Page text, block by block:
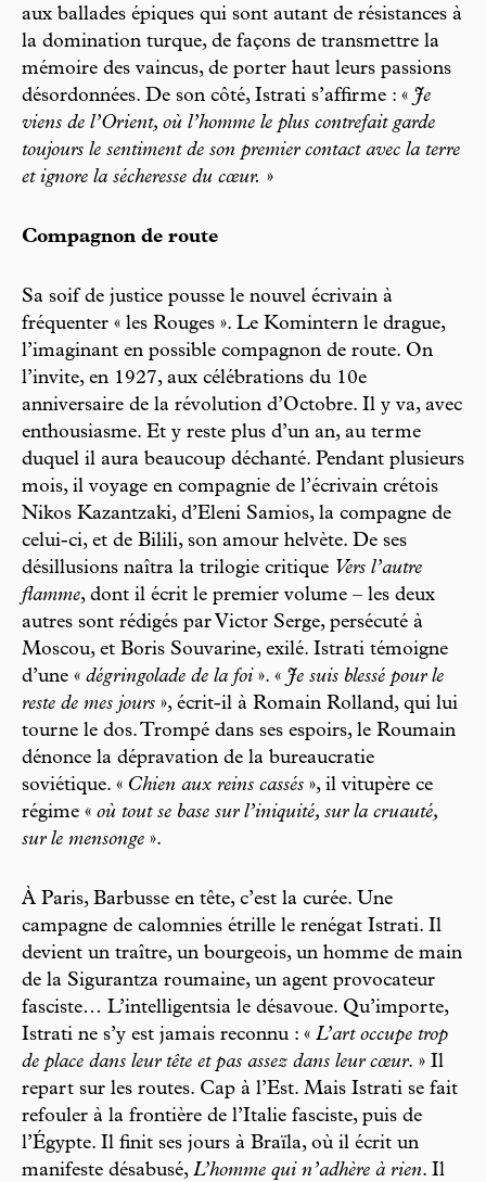
aux ballades épiques qui sont autant de résistances à
la domination turque, de façons de transmettre la
mémoire des vaincus, de porter haut leurs passions
désordonnées. De son côté, Istrati s’affirme : « Je
viens de l’Orient, où l’homme le plus contrefait garde
toujours le sentiment de son premier contact avec la terre
et ignore la sécheresse du cœur. »
Compagnon de route
Sa soif de justice pousse le nouvel écrivain à
fréquenter « les Rouges ». Le Komintern le drague,
l’imaginant en possible compagnon de route. On
l’invite, en 1927, aux célébrations du 10e
anniversaire de la révolution d’Octobre. Il y va, avec
enthousiasme. Et y reste plus d’un an, au terme
duquel il aura beaucoup déchanté. Pendant plusieurs
mois, il voyage en compagnie de l’écrivain crétois
Nikos Kazantzaki, d’Eleni Samios, la compagne de
celui-ci, et de Bilili, son amour helvète. De ses
désillusions naîtra la trilogie critique Vers l’autre
flamme, dont il écrit le premier volume – les deux
autres sont rédigés par Victor Serge, persécuté à
Moscou, et Boris Souvarine, exilé. Istrati témoigne
d’une « dégringolade de la foi ». « Je suis blessé pour le
reste de mes jours », écrit-il à Romain Rolland, qui lui
tourne le dos. Trompé dans ses espoirs, le Roumain
dénonce la dépravation de la bureaucratie
soviétique. « Chien aux reins cassés », il vitupère ce
régime « où tout se base sur l’iniquité, sur la cruauté,
sur le mensonge ».
À Paris, Barbusse en tête, c’est la curée. Une
campagne de calomnies étrille le renégat Istrati. Il
devient un traître, un bourgeois, un homme de main
de la Sigurantza roumaine, un agent provocateur
fasciste… L’intelligentsia le désavoue. Qu’importe,
Istrati ne s’y est jamais reconnu : « L’art occupe trop
de place dans leur tête et pas assez dans leur cœur. » Il
repart sur les routes. Cap à l’Est. Mais Istrati se fait
refouler à la frontière de l’Italie fasciste, puis de
l’Égypte. Il finit ses jours à Braïla, où il écrit un
manifeste désabusé, L’homme qui n’adhère à rien. Il